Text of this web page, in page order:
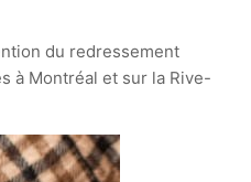
du redressement
à Montréal et sur la Rive-